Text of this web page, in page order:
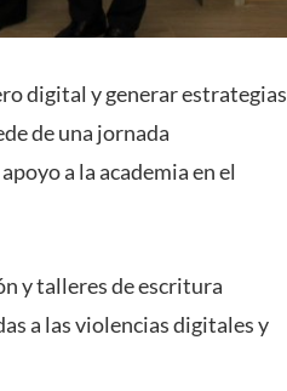
digital y generar estrategias
de una jornada
a la academia en el
y talleres de escritura
a las violencias digitales y